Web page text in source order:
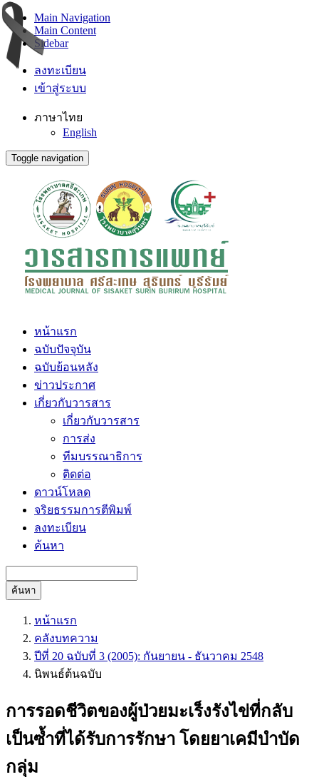
Main Navigation
Main Content
Sidebar
ลงทะเบียน
เข้าสู่ระบบ
ภาษาไทย
English
Toggle navigation
หน้าแรก
ฉบับปัจจุบัน
ฉบับย้อนหลัง
ข่าวประกาศ
เกี่ยวกับวารสาร
เกี่ยวกับวารสาร
การส่ง
ทีมบรรณาธิการ
ติดต่อ
ดาวน์โหลด
จริยธรรมการตีพิมพ์
ลงทะเบียน
ค้นหา
ค้นหา
หน้าแรก
คลังบทความ
ปีที่ 20 ฉบับที่ 3 (2005): กันยายน - ธันวาคม 2548
นิพนธ์ต้นฉบับ
การรอดชีวิตของผู้ป่วยมะเร็งรังไข่ที่กลับ
เป็นซ้ำที่ได้รับการรักษา โดยยาเคมีบำบัด
กลุ่ม